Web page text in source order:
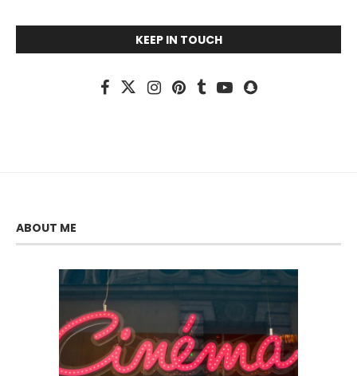
KEEP IN TOUCH
ABOUT ME